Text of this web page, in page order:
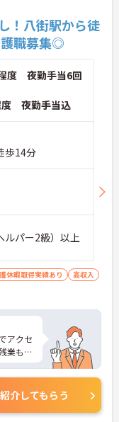
！八街駅から徒
職募集◎
度 夜勤手当6回
度 夜勤手当込
歩14分
パー2級）以上
休暇取得実績あり
高収入
アクセ
業も少
す
い合わ
紹介してもらう